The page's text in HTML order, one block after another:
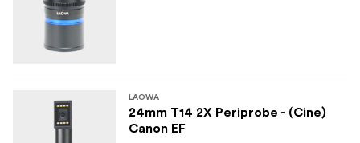
LAOWA
24mm T14 2X Periprobe - (Cine)
Canon EF